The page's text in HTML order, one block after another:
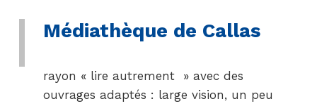
Médiathèque de Callas
rayon « lire autrement » avec des
ouvrages adaptés : large vision, un peu